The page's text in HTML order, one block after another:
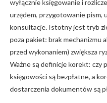
wyłącznie księgowanie i
urzędem, przygotowanie pism,
konsultacje. Istotny jest tryb
poza pakiet: brak mechanizmu
przed wykonaniem) zwiększa
Ważne są definicje korekt: czy
księgowości są bezpłatne, a
dostarczenia dokumentów są